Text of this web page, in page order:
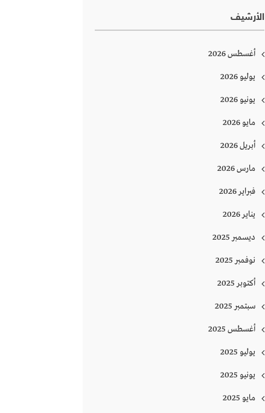
الأرشيف
أغسطس 2026
يوليو 2026
يونيو 2026
مايو 2026
أبريل 2026
مارس 2026
فبراير 2026
يناير 2026
ديسمبر 2025
نوفمبر 2025
أكتوبر 2025
سبتمبر 2025
أغسطس 2025
يوليو 2025
يونيو 2025
مايو 2025